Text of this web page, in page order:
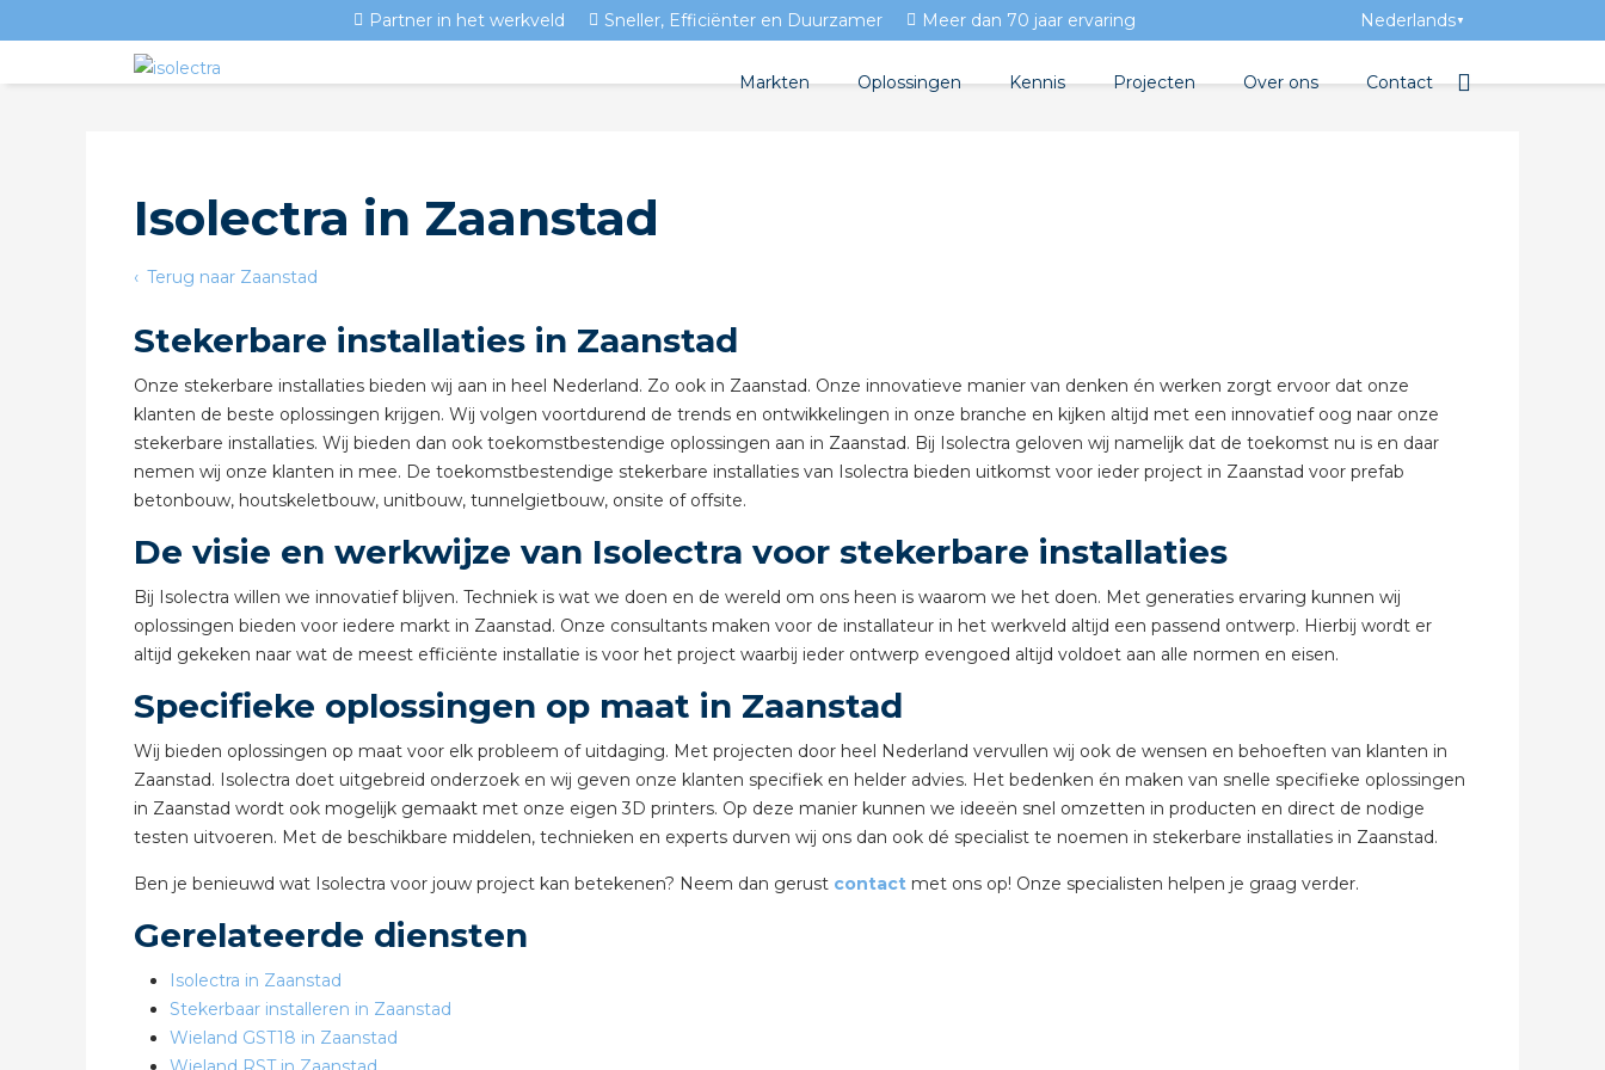
Isolectra in Zaanstad
Terug naar Zaanstad
Stekerbare installaties in Zaanstad
Onze stekerbare installaties bieden wij aan in heel Nederland. Zo ook in Zaanstad. Onze innovatieve manier van denken én werken zorgt ervoor dat onze
klanten de beste oplossingen krijgen. Wij volgen voortdurend de trends en ontwikkelingen in onze branche en kijken altijd met een innovatief oog naar onze
stekerbare installaties. Wij bieden dan ook toekomstbestendige oplossingen aan in Zaanstad. Bij Isolectra geloven wij namelijk dat de toekomst nu is en daar
nemen wij onze klanten in mee. De toekomstbestendige stekerbare installaties van Isolectra bieden uitkomst voor ieder project in Zaanstad voor prefab
betonbouw, houtskeletbouw, unitbouw, tunnelgietbouw, onsite of offsite.
De visie en werkwijze van Isolectra voor stekerbare installaties
Bij Isolectra willen we innovatief blijven. Techniek is wat we doen en de wereld om ons heen is waarom we het doen. Met generaties ervaring kunnen wij
oplossingen bieden voor iedere markt in Zaanstad. Onze consultants maken voor de installateur in het werkveld altijd een passend ontwerp. Hierbij wordt er
altijd gekeken naar wat de meest efficiënte installatie is voor het project waarbij ieder ontwerp evengoed altijd voldoet aan alle normen en eisen.
Specifieke oplossingen op maat in Zaanstad
Wij bieden oplossingen op maat voor elk probleem of uitdaging. Met projecten door heel Nederland vervullen wij ook de wensen en behoeften van klanten in
Zaanstad. Isolectra doet uitgebreid onderzoek en wij geven onze klanten specifiek en helder advies. Het bedenken én maken van snelle specifieke oplossingen
in Zaanstad wordt ook mogelijk gemaakt met onze eigen 3D printers. Op deze manier kunnen we ideeën snel omzetten in producten en direct de nodige
testen uitvoeren. Met de beschikbare middelen, technieken en experts durven wij ons dan ook dé specialist te noemen in stekerbare installaties in Zaanstad.
Ben je benieuwd wat Isolectra voor jouw project kan betekenen? Neem dan gerust contact met ons op! Onze specialisten helpen je graag verder.
Gerelateerde diensten
Isolectra in Zaanstad
Stekerbaar installeren in Zaanstad
Wieland GST18 in Zaanstad
Partner in het werkveld Sneller, Efficiënter en Duurzamer Meer dan 70 jaar ervaring Nederlands ▼
Markten Oplossingen
Stekerbaar installeren
Stekerbaar installeren in beton
tuinbouw
Wieland stekerbare vlakkabel
Wieland
Wieland GST®
Wieland RST®
Kennis Projecten Over ons
Nieuws
Contact